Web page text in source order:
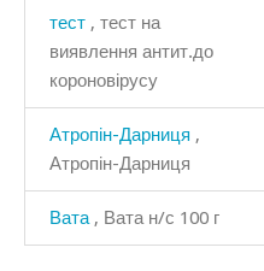
тест , тест на
виявлення антит.до
короновірусу
Атропін-Дарниця ,
Атропін-Дарниця
Вата , Вата н/с 100 г